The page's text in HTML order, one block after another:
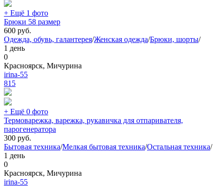
+ Ещё 1 фото
Брюки 58 размер
600 руб.
Одежда, обувь, галантерея/Женская одежда/Брюки, шорты/
1 день
0
Красноярск, Мичурина
irina-55
815
+ Ещё 0 фото
Термоварежка, варежка, рукавичка для отпаривателя,
парогенератора
300 руб.
Бытовая техника/Мелкая бытовая техника/Остальная техника/
1 день
0
Красноярск, Мичурина
irina-55